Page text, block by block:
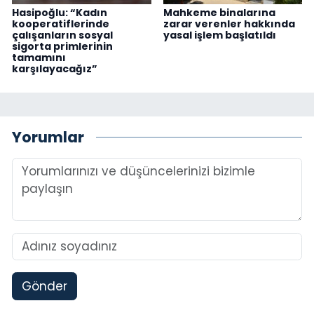
Hasipoğlu: “Kadın
kooperatiflerinde
çalışanların sosyal
sigorta primlerinin
tamamını
karşılayacağız”
Mahkeme binalarına
zarar verenler hakkında
yasal işlem başlatıldı
Yorumlar
Gönder